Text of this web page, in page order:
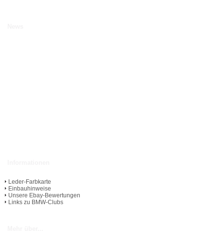
Leder-Farbkarte
Einbauhinweise
Unsere Ebay-Bewertungen
Links zu BMW-Clubs